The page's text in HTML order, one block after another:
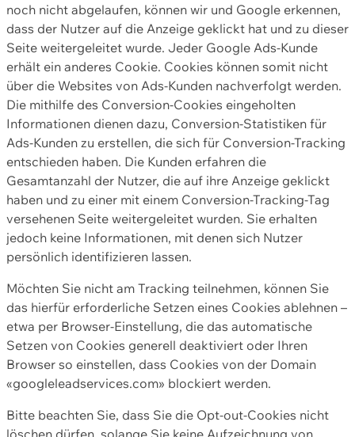
noch nicht abgelaufen, können wir und Google erkennen,
dass der Nutzer auf die Anzeige geklickt hat und zu dieser
Seite weitergeleitet wurde. Jeder Google Ads-Kunde
erhält ein anderes Cookie. Cookies können somit nicht
über die Websites von Ads-Kunden nachverfolgt werden.
Die mithilfe des Conversion-Cookies eingeholten
Informationen dienen dazu, Conversion-Statistiken für
Ads-Kunden zu erstellen, die sich für Conversion-Tracking
entschieden haben. Die Kunden erfahren die
Gesamtanzahl der Nutzer, die auf ihre Anzeige geklickt
haben und zu einer mit einem Conversion-Tracking-Tag
versehenen Seite weitergeleitet wurden. Sie erhalten
jedoch keine Informationen, mit denen sich Nutzer
persönlich identifizieren lassen.
Möchten Sie nicht am Tracking teilnehmen, können Sie
das hierfür erforderliche Setzen eines Cookies ablehnen –
etwa per Browser-Einstellung, die das automatische
Setzen von Cookies generell deaktiviert oder Ihren
Browser so einstellen, dass Cookies von der Domain
«googleleadservices.com» blockiert werden.
Bitte beachten Sie, dass Sie die Opt-out-Cookies nicht